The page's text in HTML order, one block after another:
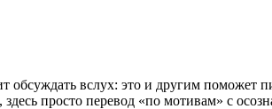
вслух: это и другим поможет
просто перевод «по мотивам» с